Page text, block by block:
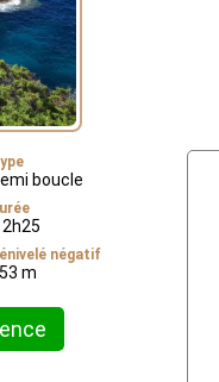
boucle
2h25
négatif
m